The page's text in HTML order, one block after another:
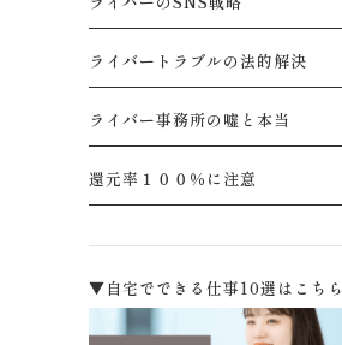
ライバートラブルの法的解決
ライバー事務所の嘘と本当
還元率１００％に注意
▼自宅でできる仕事10選はこちら